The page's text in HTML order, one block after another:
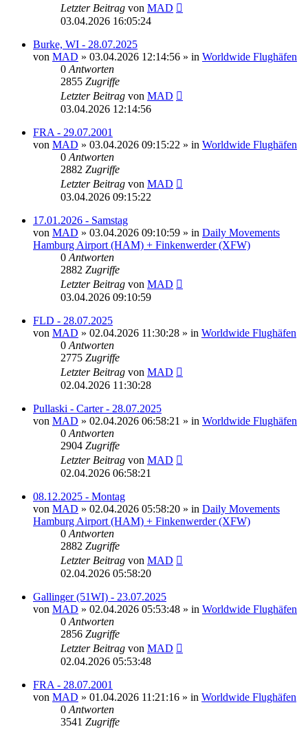
Letzter Beitrag von MAD
03.04.2026 16:05:24
Burke, WI - 28.07.2025
von MAD » 03.04.2026 12:14:56 » in Worldwide Flughäfen
0 Antworten
2855 Zugriffe
Letzter Beitrag von MAD
03.04.2026 12:14:56
FRA - 29.07.2001
von MAD » 03.04.2026 09:15:22 » in Worldwide Flughäfen
0 Antworten
2882 Zugriffe
Letzter Beitrag von MAD
03.04.2026 09:15:22
17.01.2026 - Samstag
von MAD » 03.04.2026 09:10:59 » in Daily Movements
Hamburg Airport (HAM) + Finkenwerder (XFW)
0 Antworten
2882 Zugriffe
Letzter Beitrag von MAD
03.04.2026 09:10:59
FLD - 28.07.2025
von MAD » 02.04.2026 11:30:28 » in Worldwide Flughäfen
0 Antworten
2775 Zugriffe
Letzter Beitrag von MAD
02.04.2026 11:30:28
Pullaski - Carter - 28.07.2025
von MAD » 02.04.2026 06:58:21 » in Worldwide Flughäfen
0 Antworten
2904 Zugriffe
Letzter Beitrag von MAD
02.04.2026 06:58:21
08.12.2025 - Montag
von MAD » 02.04.2026 05:58:20 » in Daily Movements
Hamburg Airport (HAM) + Finkenwerder (XFW)
0 Antworten
2882 Zugriffe
Letzter Beitrag von MAD
02.04.2026 05:58:20
Gallinger (51WI) - 23.07.2025
von MAD » 02.04.2026 05:53:48 » in Worldwide Flughäfen
0 Antworten
2856 Zugriffe
Letzter Beitrag von MAD
02.04.2026 05:53:48
FRA - 28.07.2001
von MAD » 01.04.2026 11:21:16 » in Worldwide Flughäfen
0 Antworten
3541 Zugriffe